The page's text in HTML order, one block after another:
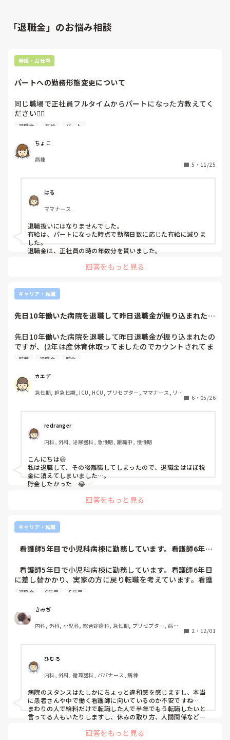
「退職金」のお悩み相談
看護・お仕事
パートへの勤務形態変更について
同じ職場で正社員フルタイムからパートになった方教えてく
ださい🙇‍♀️
②有給消滅しましたか？
③退職金でましたか？
退職金 有給 パート
ちょこ
病棟
5 ・ 11/25
はる
ママナース
退職扱いにはなりませんでした。
有給は、パートになった時点で勤務日数に応じた有給に減りま
した。
回答をもっと見る
キャリア・転職
先日10年働いた病院を退職して昨日退職金が振り込まれたの
先日10年働いた病院を退職して昨日退職金が振り込まれたの
ですが、(2年は産休育休取ってましたのでカウントされてま
せん)10年あんなにしんどい思いをしながら働いた割に…っ
もちろんいただけるだけありがたいんですが、看護師って夜
勤ありきの給料で退職金って安いんだなって思ってしまって
から、これじゃぁ年金以外に2000万円なんて無理で死ぬま
転職された皆さんは退職金って取っておいてますか？また皆
さんは将来のために何かされてますか？
退職金って貯蓄してますか？恥ずかしながら育休で減った貯
金を補ったら無くなりそうです…
貯蓄 退職金 貯金
カエデ
急性期, 超急性期, ICU, HCU, プリセプター, ママナース, リー
6 ・ 05/26
redranger
内科, 外科, 泌尿器科, 急性期, 離職中, 慢性期
こんにちは😃
私は退職して、その後離職してしまったので、退職金はほぼ税
金に消えてしまいました…。
貯金したかった…😂
回答をもっと見る
キャリア・転職
   看護師5年目で小児科病棟に勤務しています。看護師6年目
   看護師5年目で小児科病棟に勤務しています。看護師6年目
に差し替かかり、実家の方に戻り転職を考えています。看護
師として5年間、小児科での経験しかありません。リリーフ
いわけではありませんが、知識や経験には偏りがあるので転
職する上でも不安でいます。いまの病棟自体の雰囲気はとて
も良く、アットホームで楽しいです。ですが、給与の面では
ご縁を感じられません。また、急性期なので患児の入退院も
目まぐるしく、重症心身障害児のショートステイも受けてい
るので業務量に日々波がありますが、小児＝楽である、との
印象が上の部署の方には根強いようで度々業務について揉め
ることもありました。病床数21床で夜勤体制は2人でとって
いるのですが、当番医で入院もバンバン入りますし人手の少
ないこの体制で子供たちの安全すらも保障できないような環
境で看護を続けることにも疑問でした。付き添い家族がいる
る（大学病院だから）とのことで、病棟の状況も考えずに理
退職金 6年目 5年目
きみぢ
内科, 外科, 小児科, 総合診療科, 急性期, プリセプター, 病棟,
2 ・ 12/01
ひむろ
内科, 外科, 循環器科, パパナース, 病棟
病院のスタンスはたしかにちょっと違和感を感じますし、本当
に患者さんや中で働く看護師に向いているのか不安ですね…
まわりの人で給料だけで転職した人で半年でもう転職したいと
言ってる人もいたりしますし、休みの取り方、人間関係なども
ナスコミさんは病院の口コミが乗ってるので、使ってみると役
回答をもっと見る